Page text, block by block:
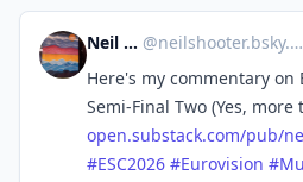
Neil Shooter @neilshooter.bsky.social@bsky.brid.gy
Here's my commentary
Semi-Final Two (Yes,
open.substack.com/pub/
#ESC2026 #Eurovision